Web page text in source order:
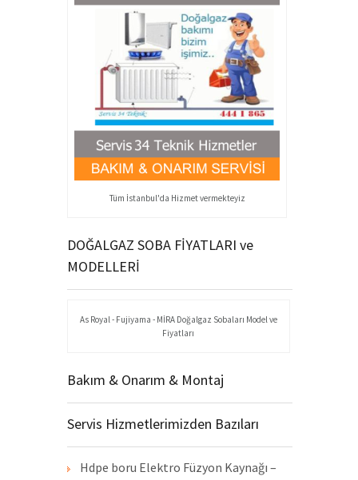
Tüm İstanbul'da Hizmet vermekteyiz
DOĞALGAZ SOBA FİYATLARI ve
MODELLERİ
As Royal - Fujiyama - MİRA Doğalgaz Sobaları Model ve
Fiyatları
Bakım & Onarım & Montaj
Servis Hizmetlerimizden Bazıları
Hdpe boru Elektro Füzyon Kaynağı –